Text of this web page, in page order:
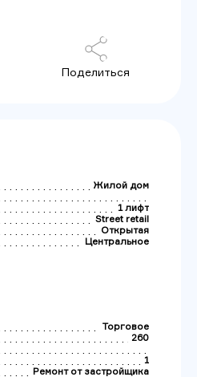
Поделиться
Жилой дом
1 лифт
Street retail
Открытая
Центральное
Торговое
260
1
Ремонт от застройщика